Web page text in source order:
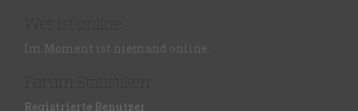
Wer ist online
Im Moment ist niemand online.
Forum Statistiken
Registrierte Benutzer